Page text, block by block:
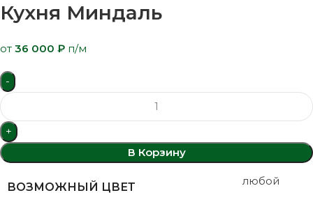
Кухня Миндаль
от 36 000 ₽ п/м
В Корзину
ВОЗМОЖНЫЙ ЦВЕТ любой